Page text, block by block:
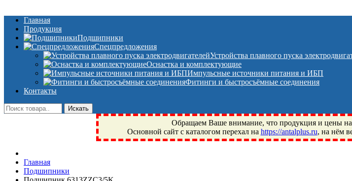
Главная
Продукция
Подшипники
Спецпредложения
Устройства плавного пуска
Оснастка и комплектующие
Импульсные источники питания и ИБП
Фитинги и быстросъёмные соединения
Контакты
Обращаем Ваше внимание, что продукция и цены
Основной сайт с каталогом перехал на https://antalplus.ru, на нём
Фрязино, Антал+, плюс, Свердловский, Загорянский, Юбилейный, Щелково, Москва, Пушкино,
техника, сварочные аппараты, NIS, NSK, JED, KPT, NXZ, ГПЗ, Neutral, WHX, ZWZ, CRAFT,
NTN, SKF, купить, заказать
Главная
Подшипники